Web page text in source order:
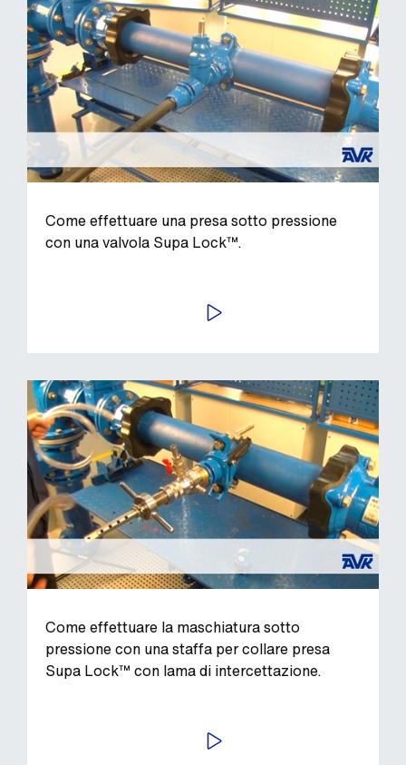
Come effettuare una presa sotto pressione
con una valvola Supa Lock™.
AVVIA
Come effettuare la maschiatura sotto
pressione con una staffa per collare presa
Supa Lock™ con lama di intercettazione.
AVVIA